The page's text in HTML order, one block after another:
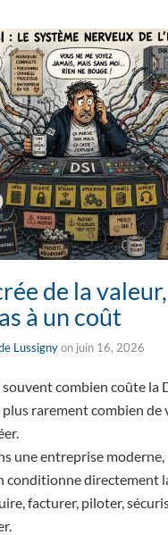
de la
à un coût
Lussignyon juin 16, 2026
combien coûte la
rarement combien de
une entreprise moderne,
conditionne directement
facturer, piloter,